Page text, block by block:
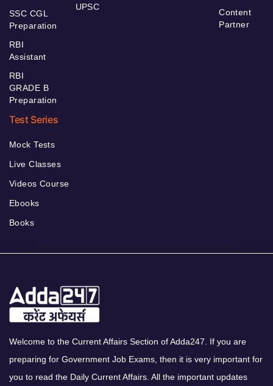
SSC CGL
Preparation
RBI
Assistant
RBI
GRADE B
Preparation
UPSC
Content
Partner
Test Series
Mock Tests
Live Classes
Videos Course
Ebooks
Books
Welcome to the Current Affairs Section of Adda247. If you are
preparing for Government Job Exams, then it is very important for
you to read the Daily Current Affairs. All the important updates